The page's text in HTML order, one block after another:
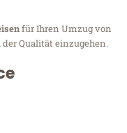
für Ihren Umzug von
Qualität einzugehen.